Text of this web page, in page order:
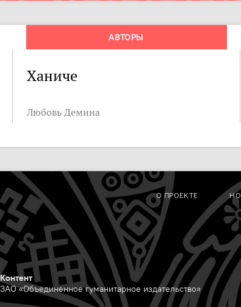
АВТОРЫ
Ханиче
Любовь Демина
О ПРОЕКТЕ
Контент
ЗАО «Объединенное гуманитарное издательство»